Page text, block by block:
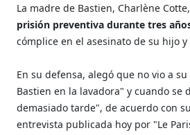
La madre de Bastien, Charlène
prisión preventiva durante tres
cómplice en el asesinato de su hijo
En su defensa, alegó que no vio a
Bastien en la lavadora" y cuando se
demasiado tarde", de acuerdo con
entrevista publicada hoy por "Le